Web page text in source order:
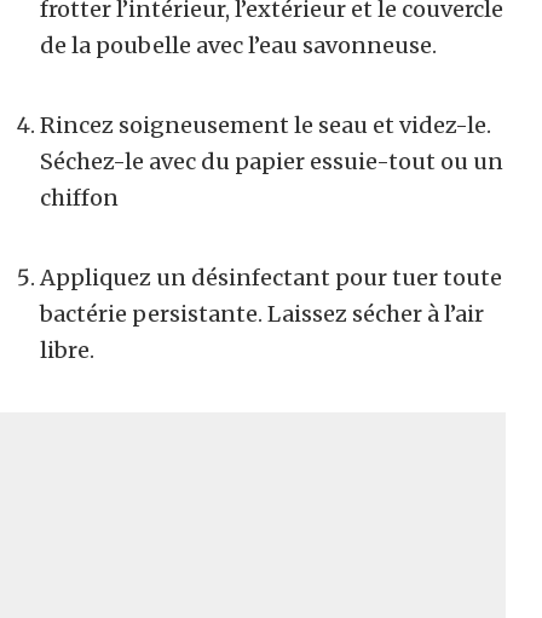
frotter l’intérieur, l’extérieur et le couvercle
de la poubelle avec l’eau savonneuse.
Rincez soigneusement le seau et videz-le.
Séchez-le avec du papier essuie-tout ou un
chiffon
Appliquez un désinfectant pour tuer toute
bactérie persistante. Laissez sécher à l’air
libre.